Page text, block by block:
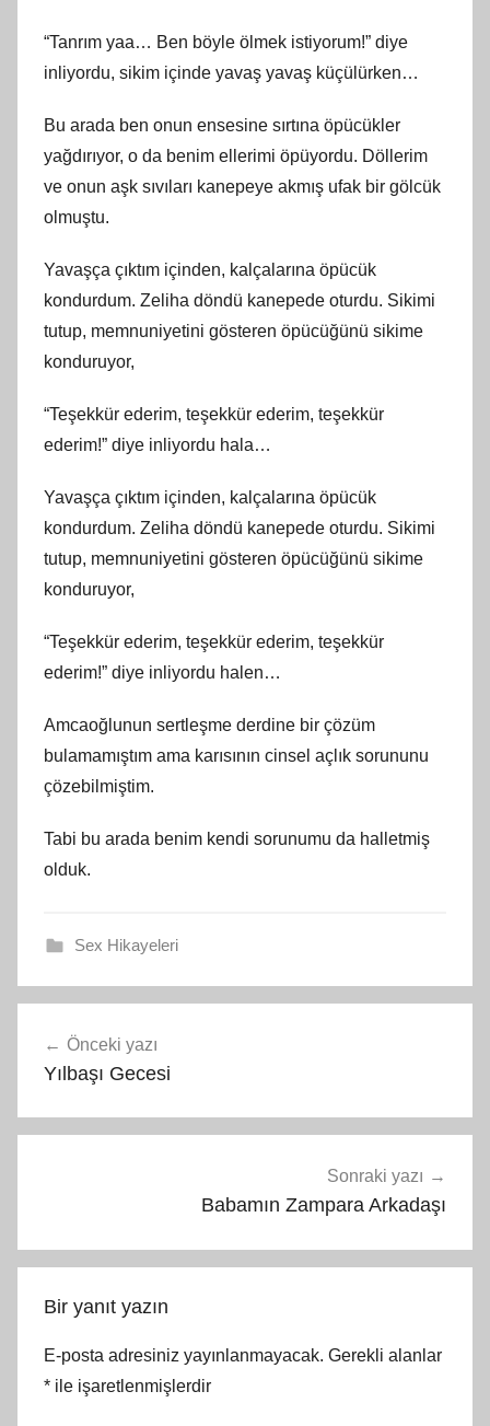
“Tanrım yaa… Ben böyle ölmek istiyorum!” diye
inliyordu, sikim içinde yavaş yavaş küçülürken…
Bu arada ben onun ensesine sırtına öpücükler
yağdırıyor, o da benim ellerimi öpüyordu. Döllerim
ve onun aşk sıvıları kanepeye akmış ufak bir gölcük
olmuştu.
Yavaşça çıktım içinden, kalçalarına öpücük
kondurdum. Zeliha döndü kanepede oturdu. Sikimi
tutup, memnuniyetini gösteren öpücüğünü sikime
konduruyor,
“Teşekkür ederim, teşekkür ederim, teşekkür
ederim!” diye inliyordu hala…
Yavaşça çıktım içinden, kalçalarına öpücük
kondurdum. Zeliha döndü kanepede oturdu. Sikimi
tutup, memnuniyetini gösteren öpücüğünü sikime
konduruyor,
“Teşekkür ederim, teşekkür ederim, teşekkür
ederim!” diye inliyordu halen…
Amcaoğlunun sertleşme derdine bir çözüm
bulamamıştım ama karısının cinsel açlık sorununu
çözebilmiştim.
Tabi bu arada benim kendi sorunumu da halletmiş
olduk.
Sex Hikayeleri
gezinmesi
Önceki yazı
Yılbaşı Gecesi
Sonraki yazı
Babamın Zampara Arkadaşı
Bir yanıt yazın
E-posta adresiniz yayınlanmayacak. Gerekli alanlar
* ile işaretlenmişlerdir